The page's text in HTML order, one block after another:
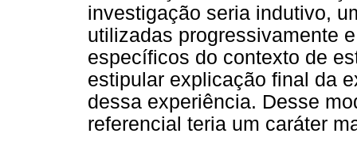
investigação seria indutivo,
utilizadas progressivamente
específicos do contexto de
estipular explicação final da
dessa experiência. Desse
referencial teria um caráter